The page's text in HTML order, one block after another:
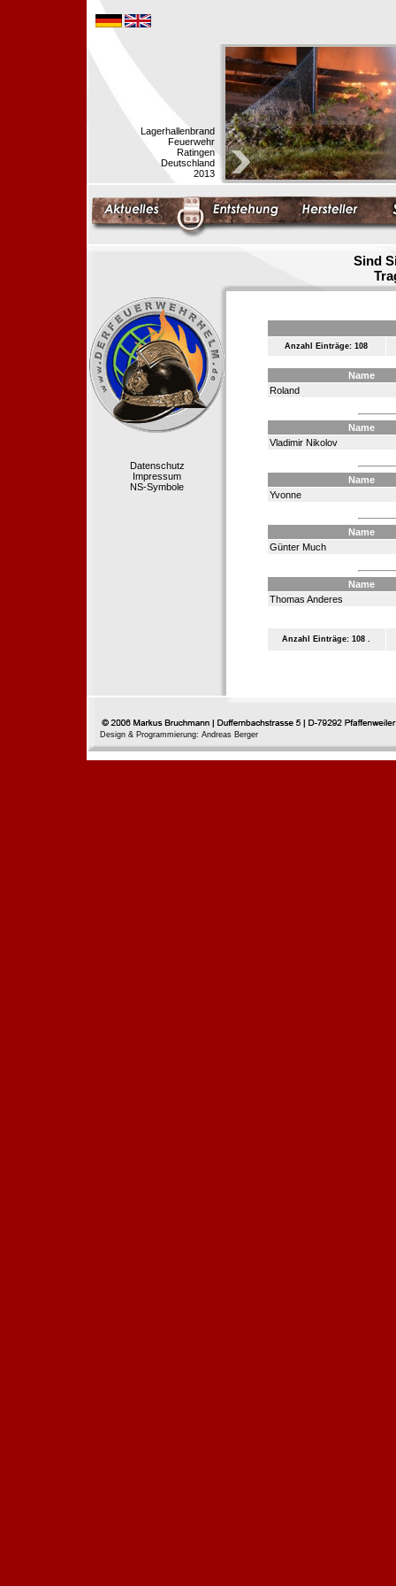
Lagerhallenbrand
Feuerwehr
Ratingen
Deutschland
2013
Sind
Datenschutz
Impressum
NS-Symbole
Anzahl Einträge: 108
Name
Roland
Name
Vladimir Nikolov
Name
Yvonne
Name
Günter Much
Name
Thomas Anderes
Anzahl Einträge: 108 .
Design & Programmierung: Andreas Berger